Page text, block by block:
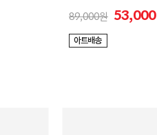
89,000 53,000